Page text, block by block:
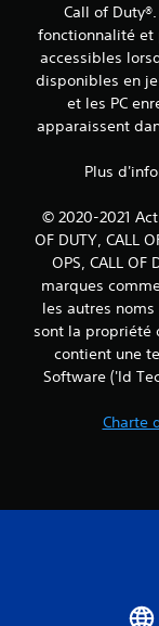
Call of
fonctionnalité et
accessibles
disponibles en
et les PC
apparaissent
Plus
© 2020-2021
OF DUTY, CALL
OPS, CALL OF
marques
les autres
sont la propriété
contient une
Software ('Id
Charte